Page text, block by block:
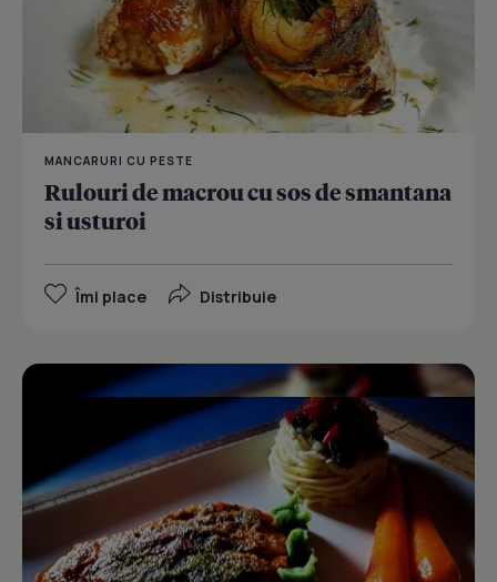
MANCARURI CU PESTE
Rulouri de macrou cu sos de smantana
si usturoi
Îmi place Distribuie